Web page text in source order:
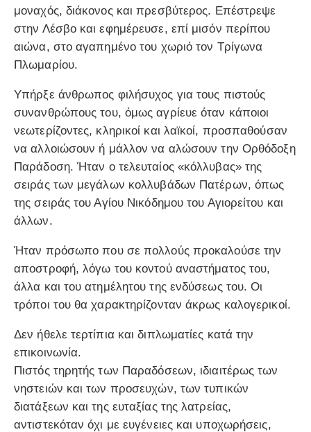
μοναχός, διάκονος και πρεσβύτερος. Επέστρεψε
στην Λέσβο και εφημέρευσε, επί μισόν περίπου
αιώνα, στο αγαπημένο του χωριό τον Τρίγωνα
Πλωμαρίου.
Υπήρξε άνθρωπος φιλήσυχος για τους πιστούς
συνανθρώπους του, όμως αγρίευε όταν κάποιοι
νεωτερίζοντες, κληρικοί και λαϊκοί, προσπαθούσαν
να αλλοιώσουν ή μάλλον να αλώσουν την Ορθόδοξη
Παράδοση. Ήταν ο τελευταίος «κόλλυβας» της
σειράς των μεγάλων κολλυβάδων Πατέρων, όπως
της σειράς του Αγίου Νικόδημου του Αγιορείτου και
άλλων.
Ήταν πρόσωπο που σε πολλούς προκαλούσε την
αποστροφή, λόγω του κοντού αναστήματος του,
άλλα και του ατημέλητου της ενδύσεως του. Οι
τρόποι του θα χαρακτηρίζονταν άκρως καλογερικοί.
Δεν ήθελε τερτίπια και διπλωματίες κατά την
επικοινωνία.
Πιστός τηρητής των Παραδόσεων, ιδιαιτέρως των
νηστειών και των προσευχών, των τυπικών
διατάξεων και της ευταξίας της λατρείας,
αντιστεκόταν όχι με ευγένειες και υποχωρήσεις,